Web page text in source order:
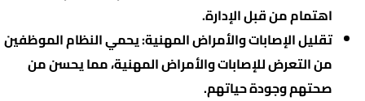
اهتمام من قبل الإدارة.
تقليل الإصابات والأمراض المهنية: يحمي النظام الموظفين
من التعرض للإصابات والأمراض المهنية، مما يحسن من
صحتهم وجودة حياتهم.